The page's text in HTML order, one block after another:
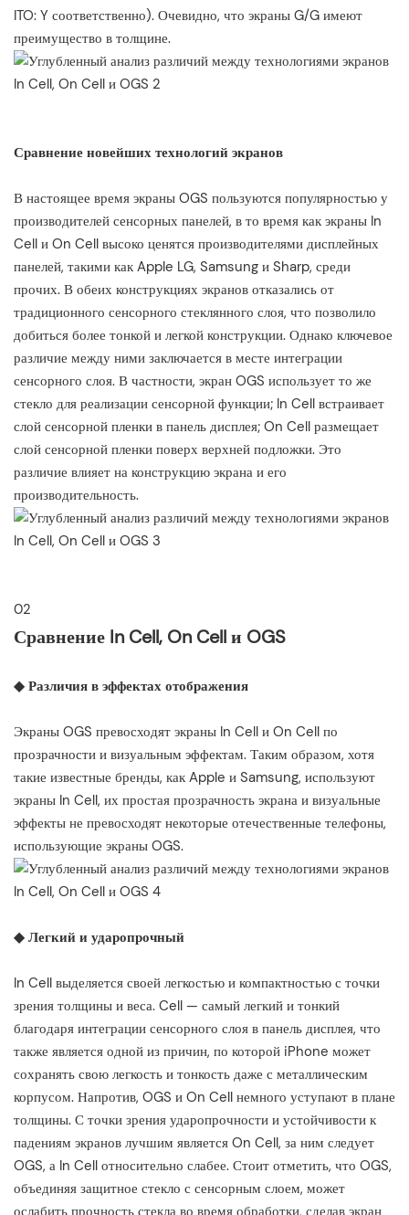
ITO: Y соответственно). Очевидно, что экраны G/G имеют
преимущество в толщине.
Сравнение новейших технологий экранов
В настоящее время экраны OGS пользуются популярностью у
производителей сенсорных панелей, в то время как экраны In
Cell и On Cell высоко ценятся производителями дисплейных
панелей, такими как Apple LG, Samsung и Sharp, среди
прочих. В обеих конструкциях экранов отказались от
традиционного сенсорного стеклянного слоя, что позволило
добиться более тонкой и легкой конструкции. Однако ключевое
различие между ними заключается в месте интеграции
сенсорного слоя. В частности, экран OGS использует то же
стекло для реализации сенсорной функции; In Cell встраивает
слой сенсорной пленки в панель дисплея; On Cell размещает
слой сенсорной пленки поверх верхней подложки. Это
различие влияет на конструкцию экрана и его
производительность.
02
Сравнение In Cell, On Cell и OGS
◆ Различия в эффектах отображения
Экраны OGS превосходят экраны In Cell и On Cell по
прозрачности и визуальным эффектам. Таким образом, хотя
такие известные бренды, как Apple и Samsung, используют
экраны In Cell, их простая прозрачность экрана и визуальные
эффекты не превосходят некоторые отечественные телефоны,
использующие экраны OGS.
◆ Легкий и ударопрочный
In Cell выделяется своей легкостью и компактностью с точки
зрения толщины и веса. Cell — самый легкий и тонкий
благодаря интеграции сенсорного слоя в панель дисплея, что
также является одной из причин, по которой iPhone может
сохранять свою легкость и тонкость даже с металлическим
корпусом. Напротив, OGS и On Cell немного уступают в плане
толщины. С точки зрения ударопрочности и устойчивости к
падениям экранов лучшим является On Cell, за ним следует
OGS, а In Cell относительно слабее. Стоит отметить, что OGS,
объединяя защитное стекло с сенсорным слоем, может